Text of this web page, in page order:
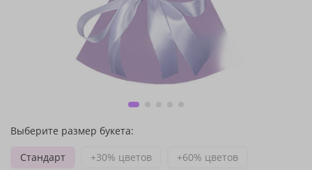
Выберите размер букета:
Стандарт
+30% цветов +60% цветов